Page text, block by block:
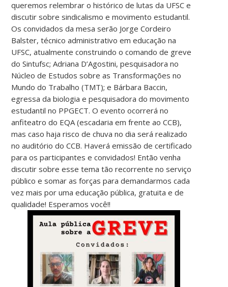
queremos relembrar o histórico de lutas da UFSC e
discutir sobre sindicalismo e movimento estudantil.
Os convidados da mesa serão Jorge Cordeiro
Balster, técnico administrativo em educação na
UFSC, atualmente construindo o comando de greve
do Sintufsc; Adriana D’Agostini, pesquisadora no
Núcleo de Estudos sobre as Transformações no
Mundo do Trabalho (TMT); e Bárbara Baccin,
egressa da biologia e pesquisadora do movimento
estudantil no PPGECT. O evento ocorrerá no
anfiteatro do EQA (escadaria em frente ao CCB),
mas caso haja risco de chuva no dia será realizado
no auditório do CCB. Haverá emissão de certificado
para os participantes e convidados! Então venha
discutir sobre esse tema tão recorrente no serviço
público e somar as forças para demandarmos cada
vez mais por uma educação pública, gratuita e de
qualidade! Esperamos você!!